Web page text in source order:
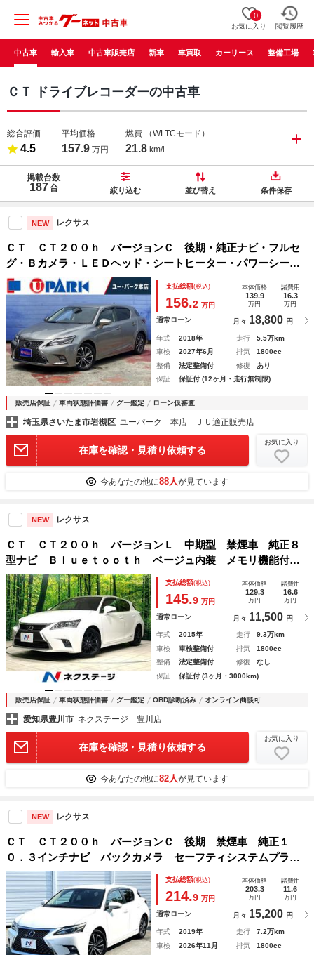
0
お気に入り 閲覧履歴
中古車 輸入車 中古車販売店 新車 車買取 カーリース 整備工場
ＣＴ ドライブレコーダーの中古車
総合評価
4.5
平均価格
157.9 万円
燃費 （WLTCモード）
21.8 km/l
掲載台数
187 台 絞り込む 並び替え 条件保存
NEW レクサス
ＣＴ ＣＴ２００ｈ バージョンＣ 後期・純正ナビ・フルセ
グ・Ｂカメラ・ＬＥＤヘッド・シートヒーター・パワーシー
ト・純正１６ＡＷ・コーナーソナー・パドルシフト・ドラレ
コ・ＥＴＣ２．０・ＬＥＤフォグ・プライバシーガラス・ステ
アヒーター
支払総額(税込)
156.2 万円
本体価格
139.9
万円
諸費用
16.3
万円
通常ローン 月々 18,800 円
年式 2018年 走行
5.5万km
車検
2027年6月 排気
1800cc
整備
法定整備付 修復
あり
保証
保証付 (12ヶ月・走行無制限)
販売店保証 車両状態評価書 グー鑑定 ローン仮審査
埼玉県さいたま市岩槻区 ユーパーク 本店 ＪＵ適正販売店
在庫を確認・見積り依頼する
お気に入り
今あなたの他に88人が見ています
NEW レクサス
ＣＴ ＣＴ２００ｈ バージョンＬ 中期型 禁煙車 純正８
型ナビ Ｂｌｕｅｔｏｏｔｈ ベージュ内装 メモリ機能付き
パワーシート 革巻きステアリング スピンドルグリル タナ
ベ製１７インチアルミホイール ステアリングスイッチ クル
コン
支払総額(税込)
145.9 万円
本体価格
129.3
万円
諸費用
16.6
万円
通常ローン 月々 11,500 円
年式 2015年 走行
9.3万km
車検
車検整備付 排気
1800cc
整備
法定整備付 修復
なし
保証
保証付 (3ヶ月・3000km)
販売店保証 車両状態評価書 グー鑑定 OBD診断済み オンライン商談可
愛知県豊川市 ネクステージ 豊川店
在庫を確認・見積り依頼する
お気に入り
今あなたの他に82人が見ています
NEW レクサス
ＣＴ ＣＴ２００ｈ バージョンＣ 後期 禁煙車 純正１
０．３インチナビ バックカメラ セーフティシステムプラ
ス クリアランスソナー 合革／ファブリックコンビシート
メモリー付パワーシート シートヒーター ＬＥＤヘッド パ
ドルシフト
支払総額(税込)
214.9 万円
本体価格
203.3
万円
諸費用
11.6
万円
通常ローン 月々 15,200 円
年式 2019年 走行
7.2万km
車検
2026年11月 排気
1800cc